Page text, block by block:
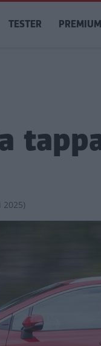
TESTER PREMIUM